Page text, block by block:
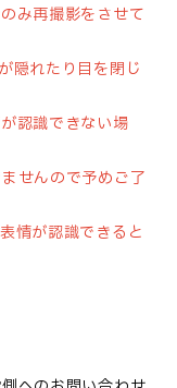
み再撮影をさせて
隠れたり目を閉じ
認識できない場
せんので予めご了
情が認識できると